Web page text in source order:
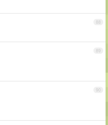
88
89
90